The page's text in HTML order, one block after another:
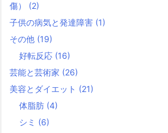
傷） (2)
子供の病気と発達障害 (1)
その他 (19)
好転反応 (16)
芸能と芸術家 (26)
美容とダイエット (21)
体脂肪 (4)
シミ (6)